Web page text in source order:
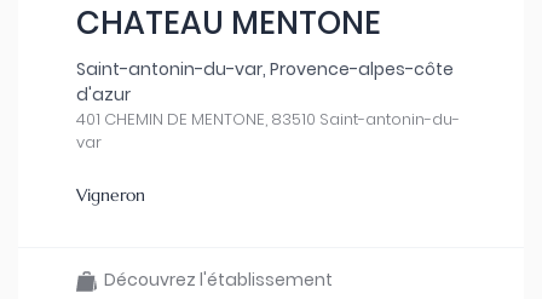
CHATEAU MENTONE
Saint-antonin-du-var, Provence-alpes-côte
d'azur
401 CHEMIN DE MENTONE, 83510 Saint-antonin-du-
var
Vigneron
Découvrez l'établissement